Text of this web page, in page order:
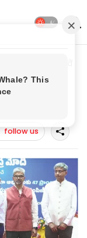
प्रधानमंत्री ने 19वें
19वें
follow us